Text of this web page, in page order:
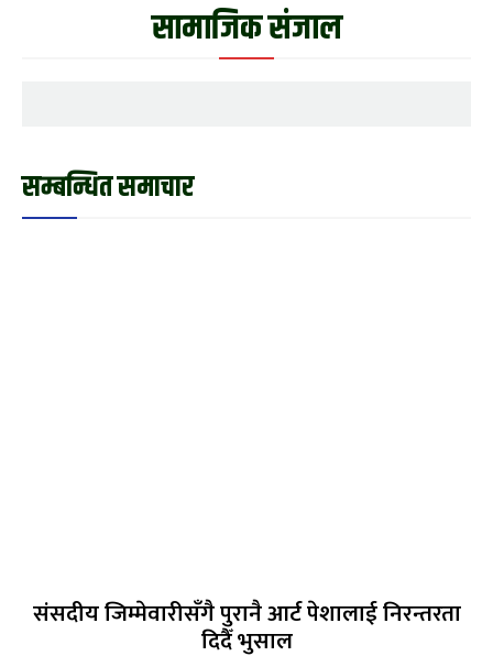
सामाजिक संजाल
सम्बन्धित समाचार
संसदीय जिम्मेवारीसँगै पुरानै आर्ट पेशालाई निरन्तरता
दिदैँ भुसाल